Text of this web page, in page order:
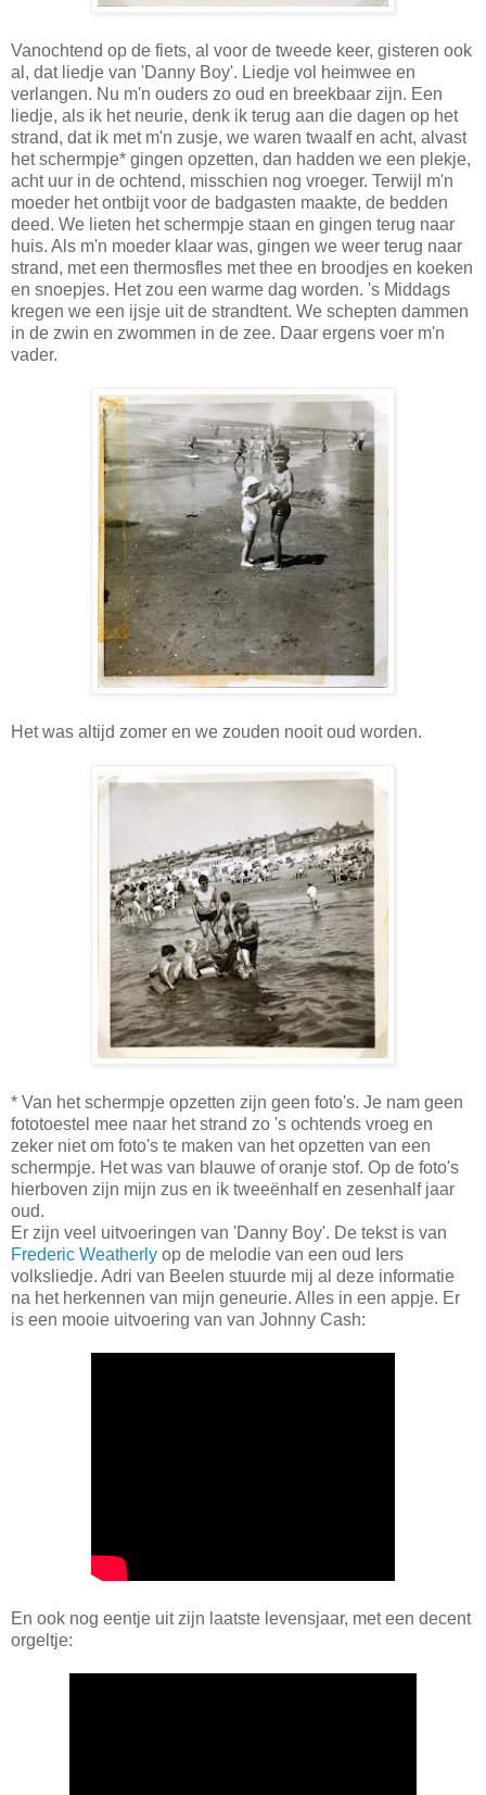
Vanochtend op de fiets, al voor de tweede keer, gisteren ook
al, dat liedje van 'Danny Boy'. Liedje vol heimwee en
verlangen. Nu m'n ouders zo oud en breekbaar zijn. Een
liedje, als ik het neurie, denk ik terug aan die dagen op het
strand, dat ik met m'n zusje, we waren twaalf en acht, alvast
het schermpje* gingen opzetten, dan hadden we een plekje,
acht uur in de ochtend, misschien nog vroeger. Terwijl m'n
moeder het ontbijt voor de badgasten maakte, de bedden
deed. We lieten het schermpje staan en gingen terug naar
huis. Als m'n moeder klaar was, gingen we weer terug naar
strand, met een thermosfles met thee en broodjes en koeken
en snoepjes. Het zou een warme dag worden. 's Middags
kregen we een ijsje uit de strandtent. We schepten dammen
in de zwin en zwommen in de zee. Daar ergens voer m'n
vader.
Het was altijd zomer en we zouden nooit oud worden.
* Van het schermpje opzetten zijn geen foto's. Je nam geen
fototoestel mee naar het strand zo 's ochtends vroeg en
zeker niet om foto's te maken van het opzetten van een
schermpje. Het was van blauwe of oranje stof. Op de foto's
hierboven zijn mijn zus en ik tweeënhalf en zesenhalf jaar
oud.
Er zijn veel uitvoeringen van 'Danny Boy'. De tekst is van
Frederic Weatherly op de melodie van een oud Iers
volksliedje. Adri van Beelen stuurde mij al deze informatie
na het herkennen van mijn geneurie. Alles in een appje. Er
is een mooie uitvoering van van Johnny Cash:
En ook nog eentje uit zijn laatste levensjaar, met een decent
orgeltje: